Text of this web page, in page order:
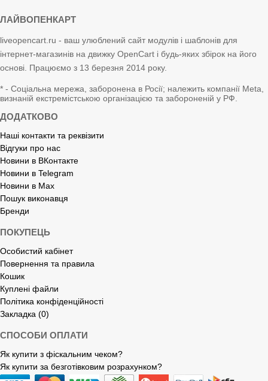
ЛАЙВОПЕНКАРТ
liveopencart.ru - ваш улюблений сайт модулів і шаблонів для
інтернет-магазинів на движку OpenCart і будь-яких збірок на його
основі. Працюємо з 13 березня 2014 року.
* - Соціальна мережа, заборонена в Росії; належить компанії Meta,
визнаній екстремістською організацією та забороненій у РФ.
ДОДАТКОВО
Наші контакти та реквізити
Відгуки про нас
Новини в ВКонтакте
Новини в Telegram
Новини в Max
Пошук виконавця
Бренди
ПОКУПЕЦЬ
Особистий кабінет
Повернення та правила
Кошик
Куплені файли
Політика конфіденційності
Закладка (0)
СПОСОБИ ОПЛАТИ
Як купити з фіскальним чеком?
Як купити за безготівковим розрахунком?